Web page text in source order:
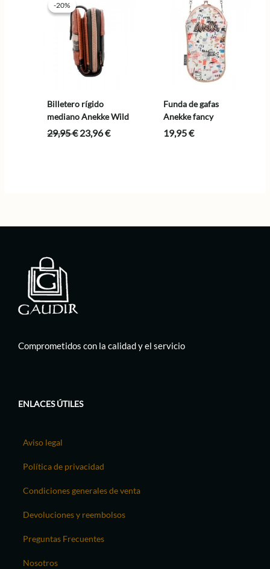
-20%
-20%
Billetero rígido
mediano Anekke Wild
29,95€El
23,96€El
Funda de gafas
Anekke fancy
19,95€
Comprometidos con la calidad y el servicio
ENLACES ÚTILES
Aviso legal
Política de privacidad
Condiciones generales de venta
Devoluciones y reembolsos
Preguntas Frecuentes
Nosotros